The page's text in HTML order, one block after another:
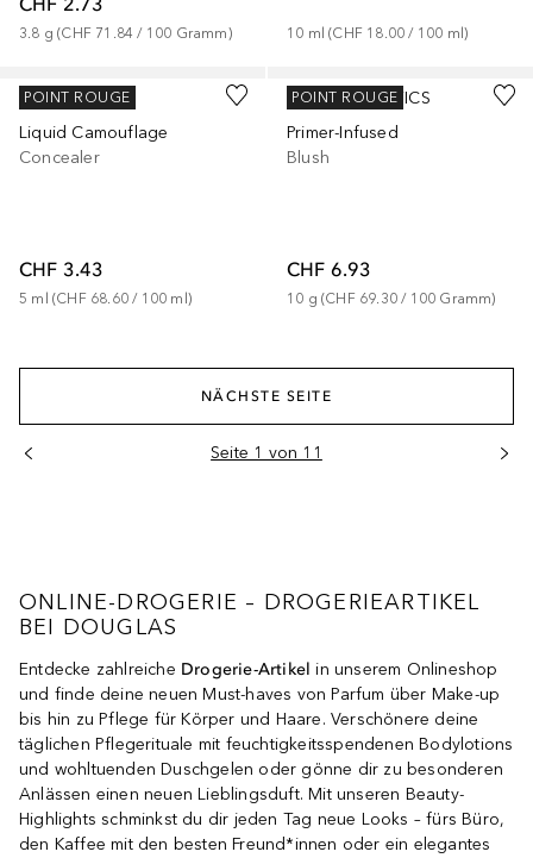
3.8 g (CHF 71.84 / 100 Gramm) 10 ml (CHF 18.00 / 100 ml)
CATRICE
Liquid Camouflage
Concealer
CHF 3.43
5 ml (CHF 68.60 / 100 ml)
POINT ROUGE
+4
E.L.F. COSMETICS
Primer-Infused
Blush
CHF 6.93
10 g (CHF 69.30 / 100 Gramm)
POINT ROUGE
NÄCHSTE SEITE
Seite 1 von 11
ONLINE-DROGERIE – DROGERIEARTIKEL
BEI DOUGLAS
Entdecke zahlreiche Drogerie-Artikel in unserem Onlineshop
und finde deine neuen Must-haves von Parfum über Make-up
bis hin zu Pflege für Körper und Haare. Verschönere deine
täglichen Pflegerituale mit feuchtigkeitsspendenen Bodylotions
und wohltuenden Duschgelen oder gönne dir zu besonderen
Anlässen einen neuen Lieblingsduft. Mit unseren Beauty-
Highlights schminkst du dir jeden Tag neue Looks – fürs Büro,
den Kaffee mit den besten Freund*innen oder ein elegantes